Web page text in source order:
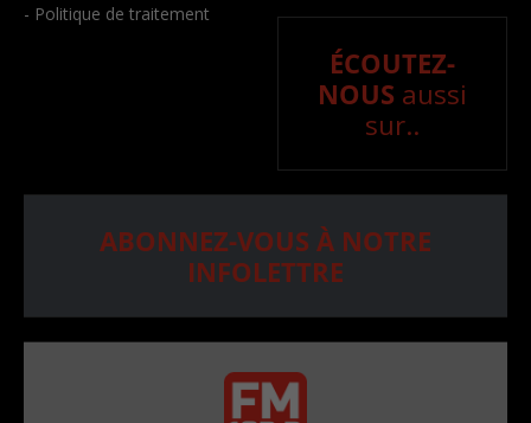
- Politique de traitement
ÉCOUTEZ-
NOUS aussi
sur..
ABONNEZ-VOUS À NOTRE
INFOLETTRE